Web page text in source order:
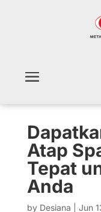
Atap
Tepat
Anda
by Desiana Jun